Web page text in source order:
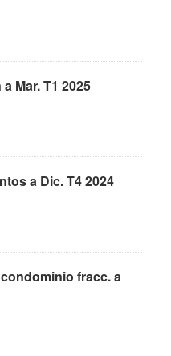
Mar. T1 2025
a Dic. T4 2024
fracc. a